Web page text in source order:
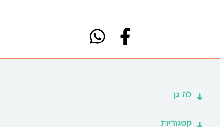
לה גן
קטגוריות